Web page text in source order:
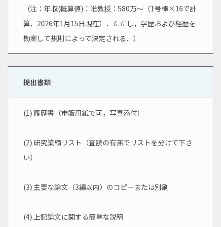
（注：年収(概算値)：准教授：580万～（1号棒×16で計
算．2026年1月15日現在）．ただし，学歴および経歴を
勘案して規則によって決定される．）
提出書類
(1) 履歴書（市販用紙で可，写真添付）
(2) 研究業績リスト（査読の有無でリストを分けて下さ
い）
(3) 主要な論文（3編以内）のコピーまたは別刷
(4) 上記論文に関する簡単な説明